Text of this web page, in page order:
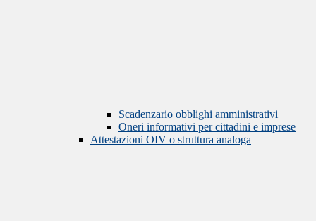
Scadenzario obblighi amministrativi
Oneri informativi per cittadini e imprese
Attestazioni OIV o struttura analoga